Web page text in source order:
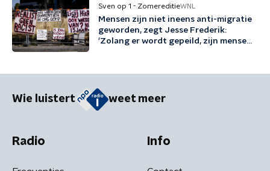
Sven op 1 - ZomereditieWNL
Mensen zijn niet ineens anti-migratie
geworden, zegt Jesse Frederik:
'Zolang er wordt gepeild, zijn mensen
Wie luistert weet meer
Radio Info